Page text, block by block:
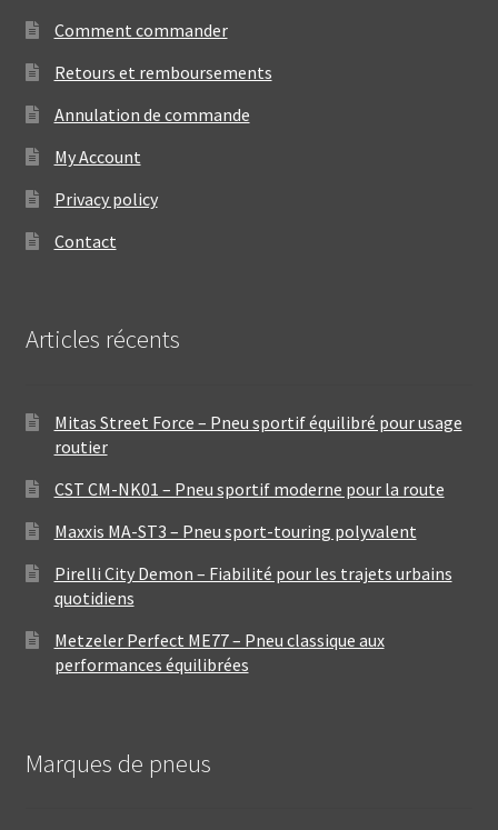
Comment commander
Retours et remboursements
Annulation de commande
My Account
Privacy policy
Contact
Articles récents
Mitas Street Force – Pneu sportif équilibré pour usage
routier
CST CM-NK01 – Pneu sportif moderne pour la route
Maxxis MA-ST3 – Pneu sport-touring polyvalent
Pirelli City Demon – Fiabilité pour les trajets urbains
quotidiens
Metzeler Perfect ME77 – Pneu classique aux
performances équilibrées
Marques de pneus